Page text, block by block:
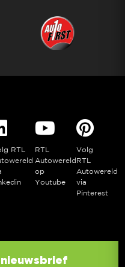
RTL
RTL
Autowereld
op
Youtube
Volg
RTL
Autowereld
via
Pinterest